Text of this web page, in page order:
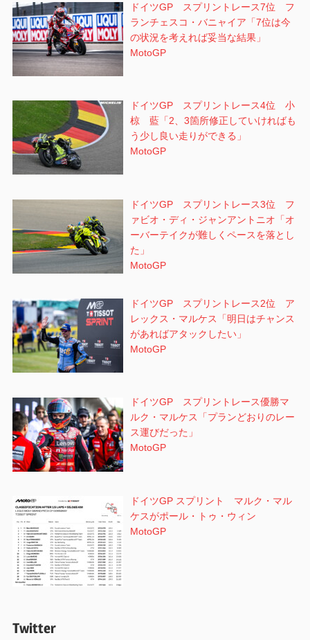
ドイツGP スプリントレース7位 フ
ランチェスコ・バニャイア「7位は今
の状況を考えれば妥当な結果」
MotoGP
ドイツGP スプリントレース4位 小
椋 藍「2、3箇所修正していければも
う少し良い走りができる」
MotoGP
ドイツGP スプリントレース3位 フ
ァビオ・ディ・ジャンアントニオ「オ
ーバーテイクが難しくペースを落とし
た」
MotoGP
ドイツGP スプリントレース2位 ア
レックス・マルケス「明日はチャンス
があればアタックしたい」
MotoGP
ドイツGP スプリントレース優勝マ
ルク・マルケス「プランどおりのレー
ス運びだった」
MotoGP
ドイツGP スプリント マルク・マル
ケスがポール・トゥ・ウィン
MotoGP
Twitter